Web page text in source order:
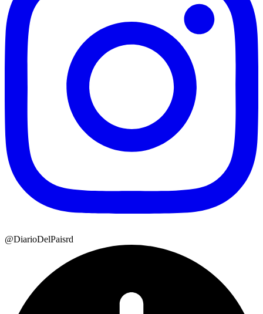
@DiarioDelPaisrd